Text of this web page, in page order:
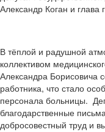
Александр Коган и
В тёплой и радушной
коллективом
Александра Борисовича
работника, что стало
персонала больницы.
благодарственные
добросовестный труд и